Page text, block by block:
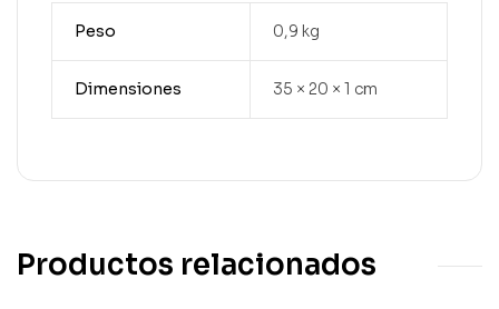
Peso 0,9 kg
Dimensiones 35 × 20 × 1 cm
Productos relacionados